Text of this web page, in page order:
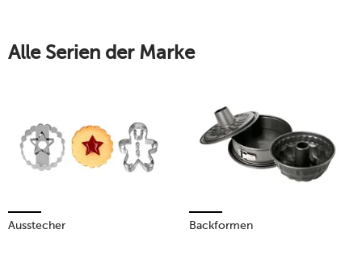
Alle Serien der Marke
Ausstecher Backformen